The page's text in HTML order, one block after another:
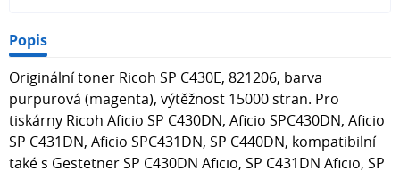
Popis
Originální toner Ricoh SP C430E, 821206, barva
purpurová (magenta), výtěžnost 15000 stran. Pro
tiskárny Ricoh Aficio SP C430DN, Aficio SPC430DN, Aficio
SP C431DN, Aficio SPC431DN, SP C440DN, kompatibilní
také s Gestetner SP C430DN Aficio, SP C431DN Aficio, SP